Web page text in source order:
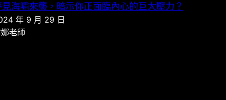
見海嘯來襲，暗示你正面臨內心的巨大壓力？
年 9 月 29 日
老師